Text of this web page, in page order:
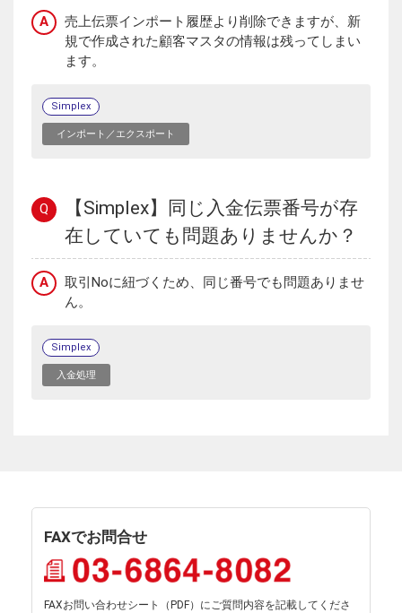
A
売上伝票インポート履歴より削除できますが、新
規で作成された顧客マスタの情報は残ってしまい
ます。
Simplex
インポート／エクスポート
Q
【Simplex】同じ入金伝票番号が存
在していても問題ありませんか？
A
取引Noに紐づくため、同じ番号でも問題ありませ
ん。
Simplex
入金処理
FAXでお問合せ
FAXお問い合わせシート（PDF）にご質問内容を記載してくださ